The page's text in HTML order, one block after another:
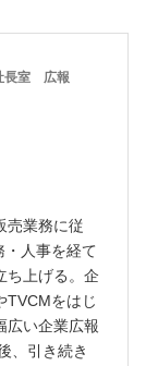
長室 広報
売業務に従
人事を経て
ち上げる。企
TVCMをはじ
広い企業広報
、引き続き